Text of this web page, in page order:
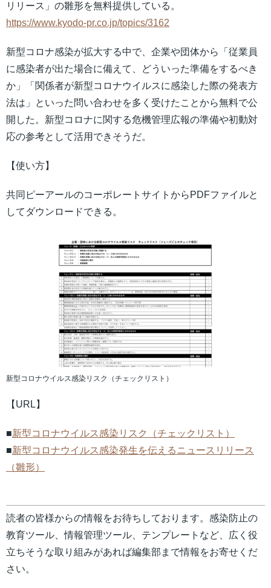
リリース」の雛形を無料提供している。
https://www.kyodo-pr.co.jp/topics/3162
新型コロナ感染が拡大する中で、企業や団体から「従業員
に感染者が出た場合に備えて、どういった準備をするべき
か」「関係者が新型コロナウイルスに感染した際の発表方
法は」といった問い合わせを多く受けたことから無料で公
開した。新型コロナに関する危機管理広報の準備や初動対
応の参考として活用できそうだ。
【使い方】
共同ピーアールのコーポレートサイトからPDFファイルと
してダウンロードできる。
新型コロナウイルス感染リスク（チェックリスト）
【URL】
■新型コロナウイルス感染リスク（チェックリスト）
■新型コロナウイルス感染発生を伝えるニュースリリース
（雛形）
読者の皆様からの情報をお待ちしております。感染防止の
教育ツール、情報管理ツール、テンプレートなど、広く役
立ちそうな取り組みがあれば編集部まで情報をお寄せくだ
さい。